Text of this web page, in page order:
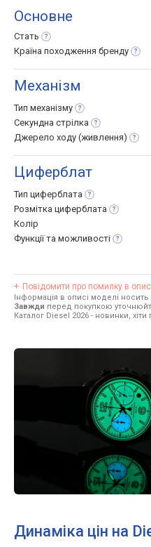
Основне
Стать
Країна походження бренду
Механізм
Тип механізму
Секундна стрілка
Джерело ходу (живлення)
Циферблат
Тип циферблата
Розмітка циферблата
Колір
Функції та можливості
Повідомити про помилку в
Інформація в описі моделі
Завжди перед покупкою
Каталог Diesel 2026 - новинки, хіти
Динаміка цін на